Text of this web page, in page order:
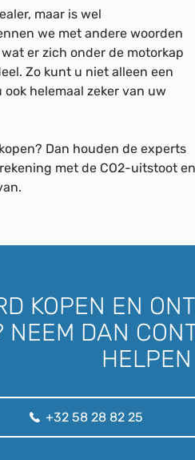
maar is wel
we met andere woorden
er zich onder de motorkap
Zo kunt u niet alleen een
helemaal zeker van uw
Dan houden de experts
met de CO2-uitstoot en
KOPEN EN
NEEM DAN
+32 58 28 82 25